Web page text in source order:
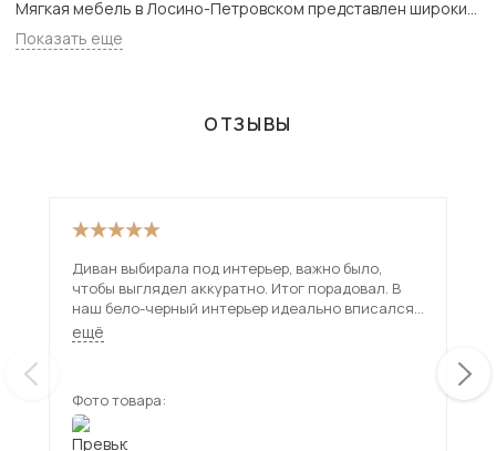
Мягкая мебель в Лосино-Петровском представлен широкий
ассортимент товаров с доставкой в Москве и Подмосковью,
включая Лосино-Петровский. Всего товаров в категории
Показать еще
ОТЗЫВЫ
Диван выбирала под интерьер, важно было,
чтобы выглядел аккуратно. Итог порадовал. В
наш бело-черный интерьер идеально вписался.
С белыми и красными думками - вообще супер.
ещё
Фото товара: